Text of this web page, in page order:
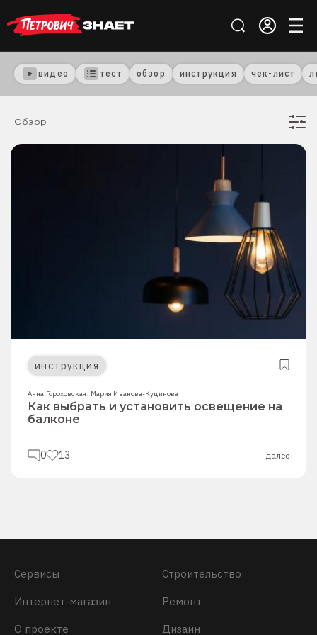
видео тест обзор инструкция чек-лист
Обзор
инструкция
Анна Гороховская , Мария Иванова-Кудинова
Как выбрать и установить освещение на
балконе
0 13 далее
Сервисы
Интернет-магазин
О проекте
Строительство
Ремонт
Дизайн